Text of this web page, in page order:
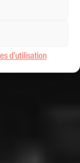
d’utilisation